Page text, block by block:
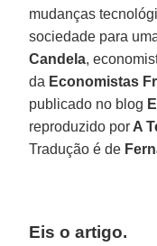
mudanças
sociedade para
Candela,
da Economistas
publicado no blog
reproduzido por A
Tradução é de
Eis o artigo.